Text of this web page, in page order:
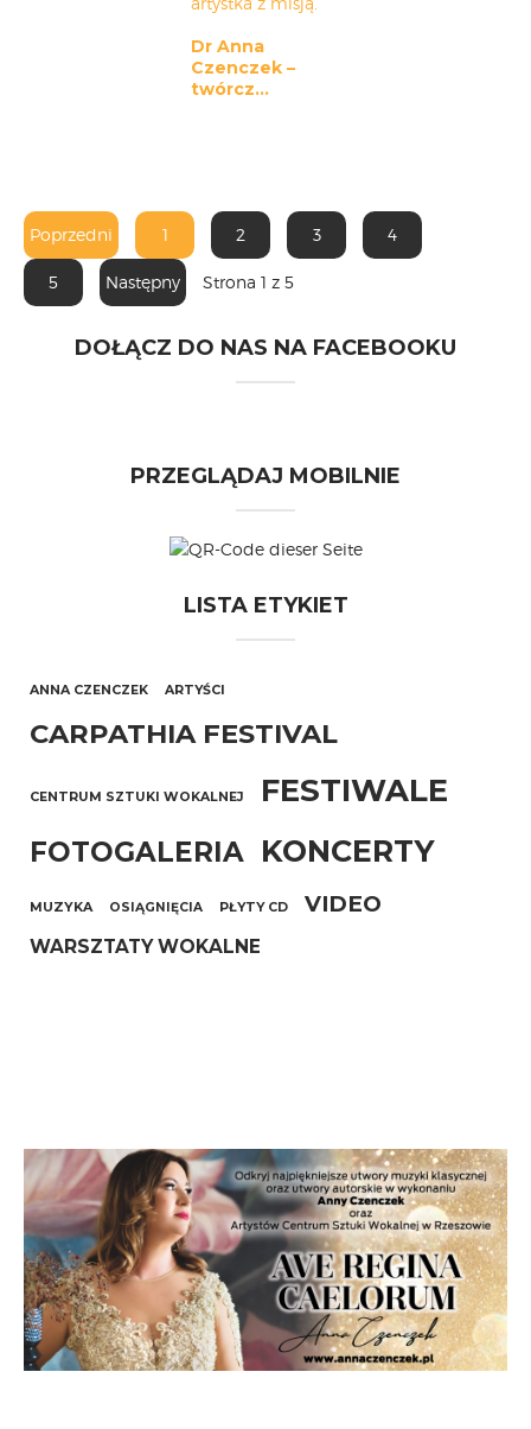
Dr Anna
Czenczek –
twórcz...
Poprzedni 1 2 3 4
5 Następny Strona 1 z 5
DOŁĄCZ DO NAS NA FACEBOOKU
PRZEGLĄDAJ MOBILNIE
LISTA ETYKIET
ANNA CZENCZEK ARTYŚCI
CARPATHIA FESTIVAL
CENTRUM SZTUKI WOKALNEJ FESTIWALE
FOTOGALERIA KONCERTY
MUZYKA OSIĄGNIĘCIA PŁYTY CD VIDEO
WARSZTATY WOKALNE